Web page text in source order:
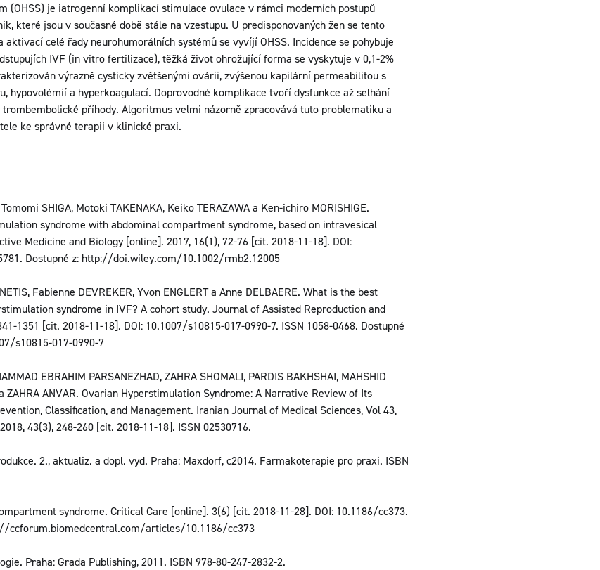
(OHSS) je iatrogenní komplikací stimulace ovulace v rámci moderních postupů
které jsou v současné době stále na vzestupu. U predisponovaných žen se tento
celé řady neurohumorálních systémů se vyvíjí OHSS. Incidence se pohybuje
IVF (in vitro fertilizace), těžká život ohrožující forma se vyskytuje v 0,1-2%
výrazně cysticky zvětšenými ovárii, zvýšenou kapilární permeabilitou s
hypovolémií a hyperkoagulací. Doprovodné komplikace tvoří dysfunkce až selhání
příhody. Algoritmus velmi názorně zpracovává tuto problematiku a
ke správné terapii v klinické praxi.
SHIGA, Motoki TAKENAKA, Keiko TERAZAWA a Ken-ichiro MORISHIGE.
syndrome with abdominal compartment syndrome, based on intravesical
Medicine and Biology [online]. 2017, 16(1), 72-76 [cit. 2018-11-18]. DOI:
Dostupné z: http://doi.wiley.com/10.1002/rmb2.12005
Fabienne DEVREKER, Yvon ENGLERT a Anne DELBAERE. What is the best
syndrome in IVF? A cohort study. Journal of Assisted Reproduction and
1351 [cit. 2018-11-18]. DOI: 10.1007/s10815-017-0990-7. ISSN 1058-0468. Dostupné
s10815-017-0990-7
EBRAHIM PARSANEZHAD, ZAHRA SHOMALI, PARDIS BAKHSHAI, MAHSHID
ZAHRA ANVAR. Ovarian Hyperstimulation Syndrome: A Narrative Review of Its
Classification, and Management. Iranian Journal of Medical Sciences, Vol 43,
43(3), 248-260 [cit. 2018-11-18]. ISSN 02530716.
2., aktualiz. a dopl. vyd. Praha: Maxdorf, c2014. Farmakoterapie pro praxi. ISBN
syndrome. Critical Care [online]. 3(6) [cit. 2018-11-28]. DOI: 10.1186/cc373.
ccforum.biomedcentral.com/articles/10.1186/cc373
Praha: Grada Publishing, 2011. ISBN 978-80-247-2832-2.